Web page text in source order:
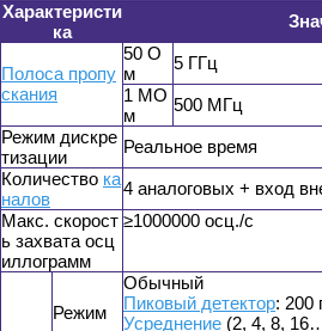
Характеристи
ка
Полоса пропу
скания
50 О
м
5 ГГц
1 МО
м
500 МГц
Режим дискре
тизации
Реальное время
Количество ка
налов
4 аналоговых + вход
Макс. скорост
ь захвата осц
иллограмм
≥1000000 осц./с
Режим
Обычный
Пиковый детектор: 200
Усреднение (2, 4, 8,